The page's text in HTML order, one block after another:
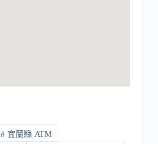
#宜蘭縣 ATM